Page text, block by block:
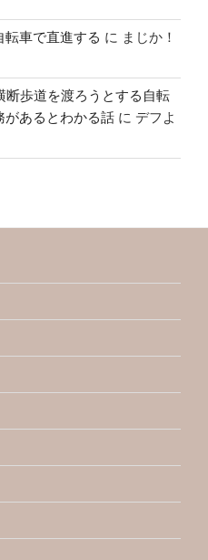
転車で直進する に まじか！
断歩道を渡ろうとする自転
があるとわかる話 に デフよ